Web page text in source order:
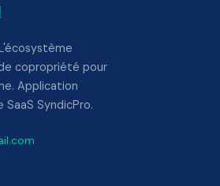
copropriété pour
Application
SyndicPro.